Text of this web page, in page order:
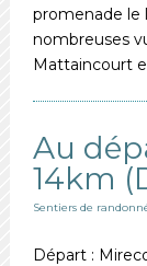
promenade le
nombreuses
Mattaincourt
Au
14km
Sentiers de
Départ :